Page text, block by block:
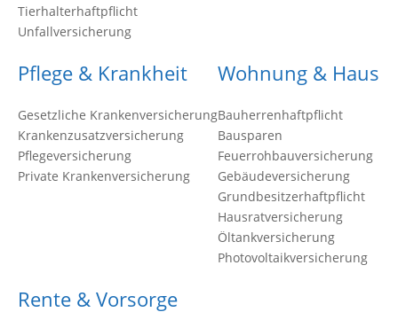
Tierhalterhaftpflicht
Unfallversicherung
Pflege & Krankheit
Gesetzliche Krankenversicherung
Krankenzusatzversicherung
Pflegeversicherung
Private Krankenversicherung
Wohnung & Haus
Bauherrenhaftpflicht
Bausparen
Feuerrohbauversicherung
Gebäudeversicherung
Grundbesitzerhaftpflicht
Hausratversicherung
Öltankversicherung
Photovoltaikversicherung
Rente & Vorsorge